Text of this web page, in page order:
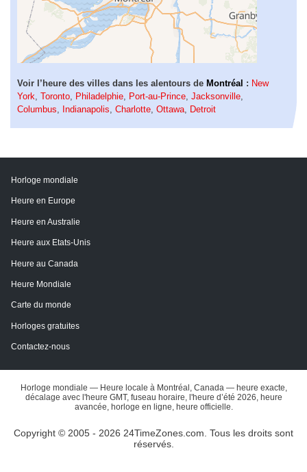
Voir l’heure des villes dans les alentours de Montréal : New
York, Toronto, Philadelphie, Port-au-Prince, Jacksonville,
Columbus, Indianapolis, Charlotte, Ottawa, Detroit
Horloge mondiale
Heure en Europe
Heure en Australie
Heure aux Etats-Unis
Heure au Canada
Heure Mondiale
Carte du monde
Horloges gratuites
Contactez-nous
Horloge mondiale — Heure locale à Montréal, Canada — heure exacte,
décalage avec l'heure GMT, fuseau horaire, l'heure d’été 2026, heure
avancée, horloge en ligne, heure officielle.
Copyright © 2005 - 2026 24TimeZones.com. Tous les droits sont
réservés.